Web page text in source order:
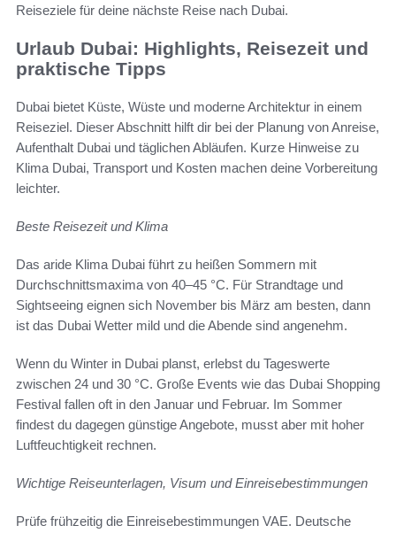
Reiseziele für deine nächste Reise nach Dubai.
Urlaub Dubai: Highlights, Reisezeit und
praktische Tipps
Dubai bietet Küste, Wüste und moderne Architektur in einem
Reiseziel. Dieser Abschnitt hilft dir bei der Planung von Anreise,
Aufenthalt Dubai und täglichen Abläufen. Kurze Hinweise zu
Klima Dubai, Transport und Kosten machen deine Vorbereitung
leichter.
Beste Reisezeit und Klima
Das aride Klima Dubai führt zu heißen Sommern mit
Durchschnittsmaxima von 40–45 °C. Für Strandtage und
Sightseeing eignen sich November bis März am besten, dann
ist das Dubai Wetter mild und die Abende sind angenehm.
Wenn du Winter in Dubai planst, erlebst du Tageswerte
zwischen 24 und 30 °C. Große Events wie das Dubai Shopping
Festival fallen oft in den Januar und Februar. Im Sommer
findest du dagegen günstige Angebote, musst aber mit hoher
Luftfeuchtigkeit rechnen.
Wichtige Reiseunterlagen, Visum und Einreisebestimmungen
Prüfe frühzeitig die Einreisebestimmungen VAE. Deutsche